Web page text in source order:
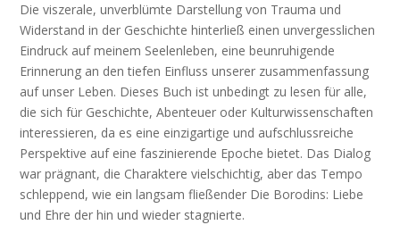
Die viszerale, unverblümte Darstellung von Trauma und
Widerstand in der Geschichte hinterließ einen unvergesslichen
Eindruck auf meinem Seelenleben, eine beunruhigende
Erinnerung an den tiefen Einfluss unserer zusammenfassung
auf unser Leben. Dieses Buch ist unbedingt zu lesen für alle,
die sich für Geschichte, Abenteuer oder Kulturwissenschaften
interessieren, da es eine einzigartige und aufschlussreiche
Perspektive auf eine faszinierende Epoche bietet. Das Dialog
war prägnant, die Charaktere vielschichtig, aber das Tempo
schleppend, wie ein langsam fließender Die Borodins: Liebe
und Ehre der hin und wieder stagnierte.